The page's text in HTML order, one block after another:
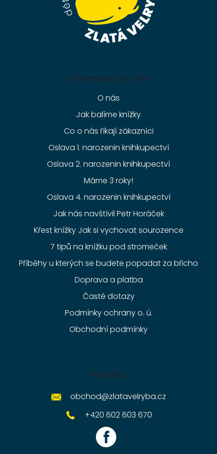
Informace pro vás
O nás
Jak balíme knížky
Co o nás říkají zákazníci
Oslava 1. narozenin knihkupectví
Oslava 2. narozenin knihkupectví
Máme 3 roky!
Oslava 4. narozenin knihkupectví
Jak nás navštívil Petr Horáček
Křest knížky Jak si vychovat sourozence
7 tipů na knížku pod stromeček
Příběhy u kterých se budete popadat za břicho
Doprava a platba
Časté dotazy
Podmínky ochrany o. ú.
Obchodní podmínky
Kontakt
obchod@zlatavelryba.cz
+420 602 603 670